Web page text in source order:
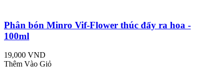
Phân bón Minro Vif-Flower thúc đẩy ra hoa -
100ml
19,000 VND
Thêm Vào Giỏ